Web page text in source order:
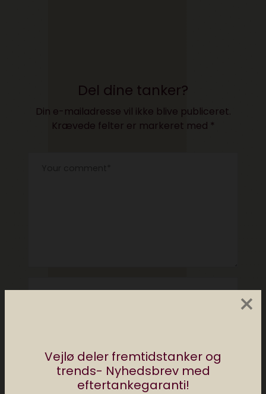
Vejlø deler fremtidstanker og
trends- Nyhedsbrev med
eftertankegaranti!
×
Del dine tanker?
Din e-mailadresse vil ikke blive publiceret.
Krævede felter er markeret med *